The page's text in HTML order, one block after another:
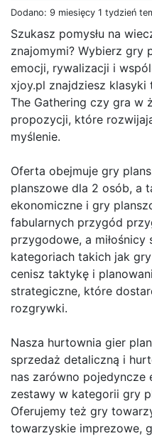
Dodano: 9 miesięcy 1 tydzień
Szukasz pomysłu na
znajomymi? Wybierz gry
emocji, rywalizacji i
xjoy.pl znajdziesz
The Gathering czy gra w
propozycji, które
myślenie.
Oferta obejmuje gry
planszowe dla 2 osób, a
ekonomiczne i gry
fabularnych przygód
przygodowe, a miłośnicy
kategoriach takich jak
cenisz taktykę i
strategiczne, które
rozgrywki.
Nasza hurtownia gier
sprzedaż detaliczną i
nas zarówno pojedyncze
zestawy w kategorii gry
Oferujemy też gry
towarzyskie imprezowe,